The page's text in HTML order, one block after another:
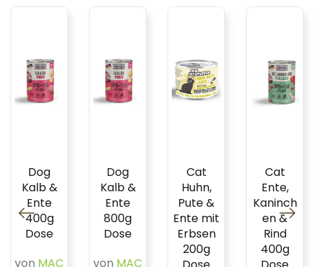
Dog
Kalb &
Ente
400g
Dose
von MAC
Dog
Kalb &
Ente
800g
Dose
von MAC
Cat
Huhn,
Pute &
Ente mit
Erbsen
200g
Cat
Ente,
Kaninch
en &
Rind
400g